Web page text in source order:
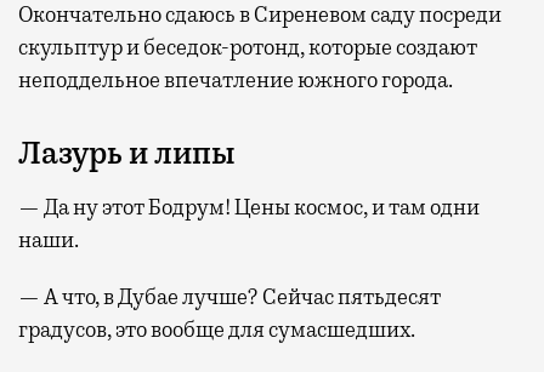
Окончательно сдаюсь в Сиреневом саду посреди
скульптур и беседок-ротонд, которые создают
неподдельное впечатление южного города.
Лазурь и липы
— Да ну этот Бодрум! Цены космос, и там одни
наши.
— А что, в Дубае лучше? Сейчас пятьдесят
градусов, это вообще для сумасшедших.